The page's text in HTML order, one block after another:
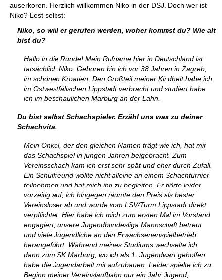
auserkoren. Herzlich willkommen Niko in der DSJ. Doch wer ist
Niko? Lest selbst:
Niko, so will er gerufen werden, woher kommst du? Wie alt
bist du?
Hallo in die Runde! Mein Rufname hier in Deutschland ist
tatsächlich Niko. Geboren bin ich vor 38 Jahren in Zagreb,
im schönen Kroatien. Den Großteil meiner Kindheit habe ich
im Ostwestfälischen Lippstadt verbracht und studiert habe
ich im beschaulichen Marburg an der Lahn.
Du bist selbst Schachspieler. Erzähl uns was zu deiner
Schachvita.
Mein Onkel, der den gleichen Namen trägt wie ich, hat mir
das Schachspiel in jungen Jahren beigebracht. Zum
Vereinsschach kam ich erst sehr spät und eher durch Zufall.
Ein Schulfreund wollte nicht alleine an einem Schachturnier
teilnehmen und bat mich ihn zu begleiten. Er hörte leider
vorzeitig auf, ich hingegen räumte den Preis als bester
Vereinsloser ab und wurde vom LSV/Turm Lippstadt direkt
verpflichtet. Hier habe ich mich zum ersten Mal im Vorstand
engagiert, unsere Jugendbundesliga Mannschaft betreut
und viele Jugendliche an den Erwachsenenspielbetrieb
herangeführt. Während meines Studiums wechselte ich
dann zum SK Marburg, wo ich als 1. Jugendwart geholfen
habe die Jugendarbeit mit aufzubauen. Leider spielte ich zu
Beginn meiner Vereinslaufbahn nur ein Jahr Jugend,